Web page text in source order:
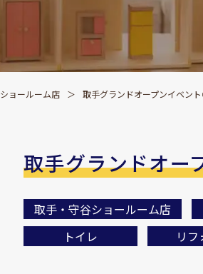
ョールーム店 取手グランドオープンイベン
取手グランドオー
取手・守谷ショールーム店
トイレ
リフ